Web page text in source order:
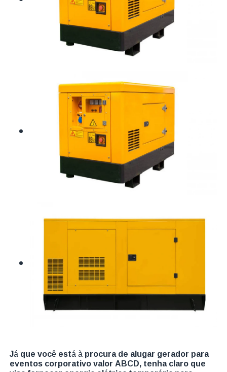
Já que você está à procura de alugar gerador para
eventos corporativo valor ABCD, tenha claro que